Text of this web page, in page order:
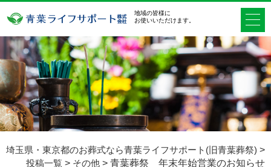
地域の皆様に
お使いいただけます。
埼玉県・東京都のお葬式なら青葉ライフサポート(旧青葉葬祭) >
投稿一覧 > その他 > 青葉葬祭 年末年始営業のお知らせ